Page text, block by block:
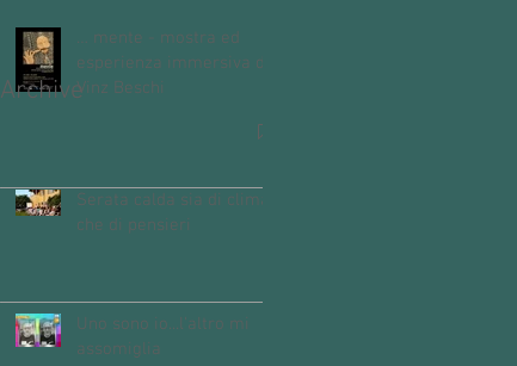
… mente - mostra ed
esperienza immersiva di
Vinz Beschi
Serata calda sia di clima
che di pensieri
Uno sono io...l'altro mi
assomiglia
Archive